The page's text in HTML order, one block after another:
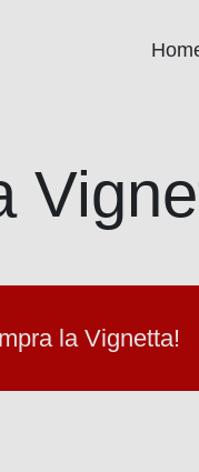
la Vignetta!